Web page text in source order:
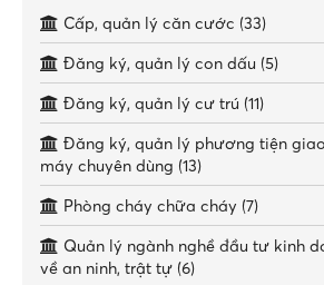
Cấp, quản lý căn cước (33)
Đăng ký, quản lý con dấu (5)
Đăng ký, quản lý cư trú (11)
Đăng ký, quản lý phương tiện
máy chuyên dùng (13)
Phòng cháy chữa cháy (7)
Quản lý ngành nghề đầu tư kinh
về an ninh, trật tự (6)